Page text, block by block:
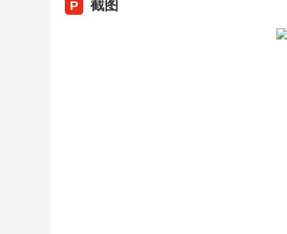
P 截图